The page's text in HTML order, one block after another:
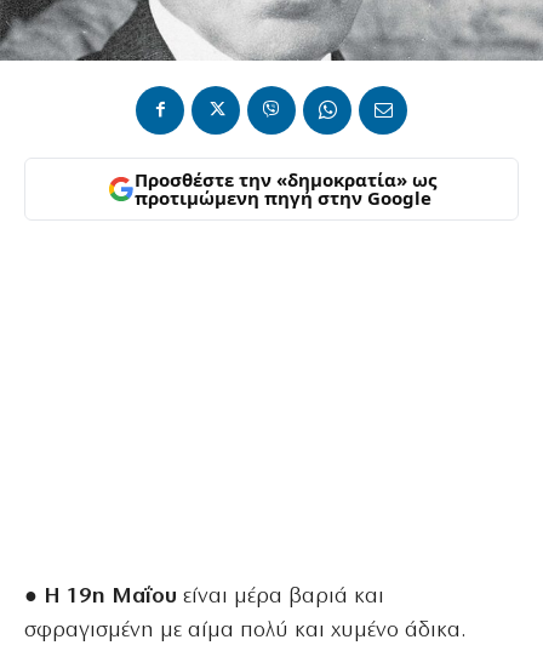
Προσθέστε την «δημοκρατία» ως
προτιμώμενη πηγή στην Google
● Η 19η Μαΐου είναι μέρα βαριά και
σφραγισμένη με αίμα πολύ και χυμένο άδικα.